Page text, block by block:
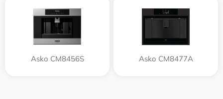
Asko CM8456S Asko CM8477A